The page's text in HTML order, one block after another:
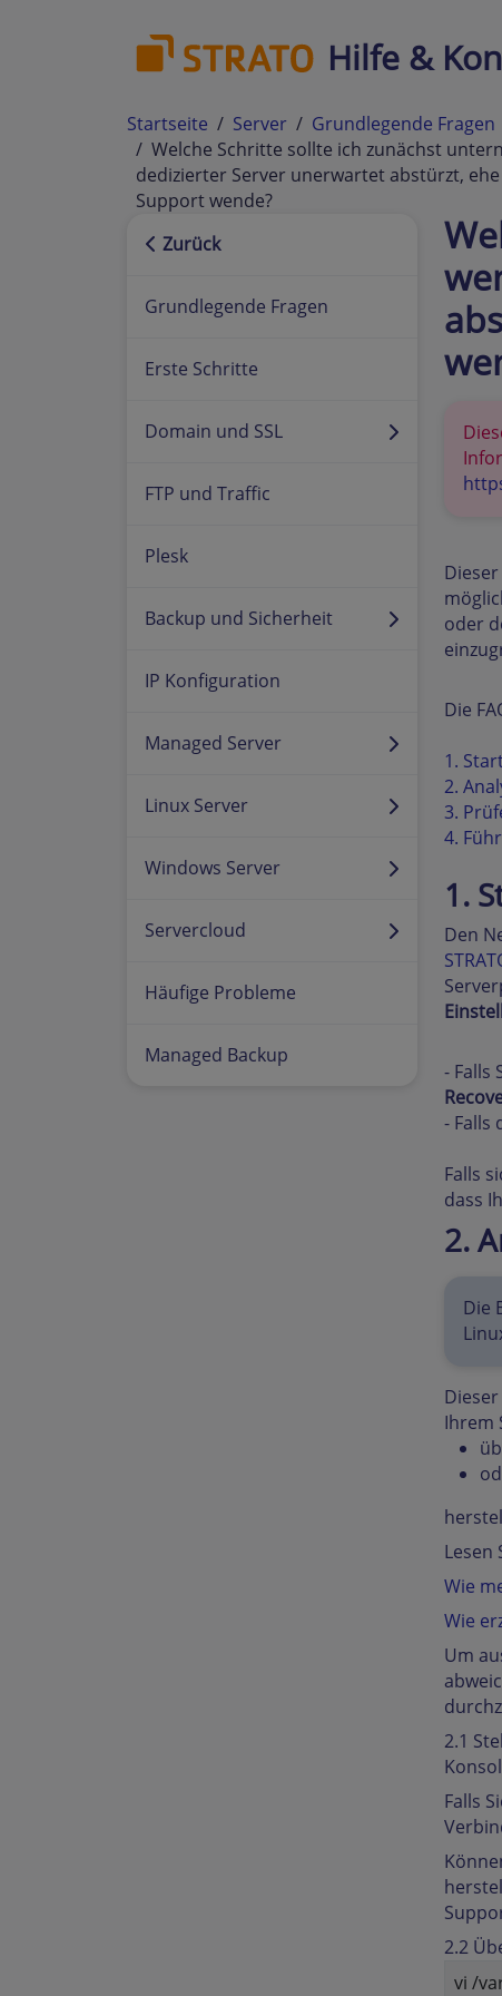
Hilfe &
Startseite Server
Grundlegende Fragen
Welche Schritte sollte ich zunächst
dedizierter Server unerwartet abstürzt,
Support wende?
Zurück
Grundlegende Fragen
Erste Schritte
Domain und SSL
FTP und Traffic
Plesk
Backup und Sicherheit
IP Konfiguration
Managed Server
Linux Server
Windows Server
Servercloud
Häufige Probleme
Managed Backup
oder
Die
1.
2.
3.
4.
1.
Den
- Falls
- Falls
Falls
dass
2.
Die
Ihrem
Lesen
Wie
Wie
Um
2.1
Falls
2.2
vi /